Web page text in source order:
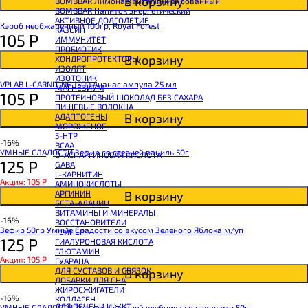
BOMBBAR Напиток энергетический
АКТИВНОЕ ДОЛГОЛЕТИЕ
КАЗЕИН
ИММУНИТЕТ
ПРОБИОТИК
ХОНДРОПРОТЕКТОРЫ
ИЗОЛЯТ
ИЗОТОНИК
МАГНЕЗИУМ
ПРОТЕИНОВЫЙ ШОКОЛАД БЕЗ САХАРА
ПИЩЕВЫЕ ВОЛОКНА
АДАПТОГЕНЫ
МОРОЖЕНОЕ
5-HTP
BCAA
D-АСПАРГИНОВАЯ КИСЛОТА
GABA
L-КАРНИТИН
АМИНОКИСЛОТЫ
АРГИНИН
БЕТА-АЛАНИН
ВИТАМИНЫ И МИНЕРАЛЫ
ВОССТАНОВИТЕЛИ
ГЕЙНЕР
ГИАЛУРОНОВАЯ КИСЛОТА
ГЛЮТАМИН
ГУАРАНА
ДЛЯ СУСТАВОВ И СВЯЗОК
ДОБАВКИ ДЛЯ СНА
ЖИРОСЖИГАТЕЛИ
КОЛЛАГЕН
ДЛЯ ПЕЧЕНИ И ЖКТ
Кэроб необжаренный 100гр, Royal Forest
105 Р
В корзину
VPLAB L-CARNITINE 1500 Ананас ампула 25 мл
105 Р
В корзину
-16%
УМНЫЕ СЛАДОСТИ Зефир со стевией ваниль 50г
125 Р
Акция: 105 Р
В корзину
-16%
Зефир 50гр Умные Сладости со вкусом Зеленого Яблока м/уп
125 Р
Акция: 105 Р
В корзину
-16%